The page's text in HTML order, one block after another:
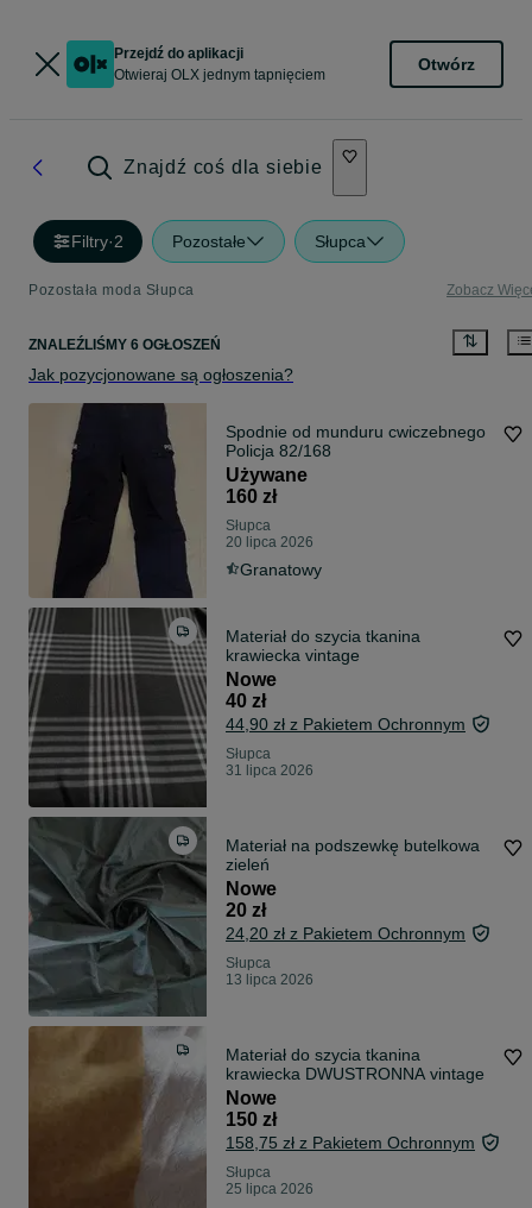
Przejdź do aplikacji
Otwieraj OLX jednym tapnięciem
Otwórz
Znajdź coś dla siebie
Filtry·2 Pozostałe Słupca
Pozostała moda Słupca Zobacz
ZNALEŹLIŚMY 6 OGŁOSZEŃ
Jak pozycjonowane są ogłoszenia?
Spodnie od munduru cwiczebnego
Policja 82/168
Używane
160 zł
Słupca
20 lipca 2026
Granatowy
Materiał do szycia tkanina
krawiecka vintage
Nowe
40 zł
44,90 zł z Pakietem Ochronnym
Słupca
31 lipca 2026
Materiał na podszewkę butelkowa
zieleń
Nowe
20 zł
24,20 zł z Pakietem Ochronnym
Słupca
13 lipca 2026
Materiał do szycia tkanina
krawiecka DWUSTRONNA vintage
Nowe
150 zł
158,75 zł z Pakietem Ochronnym
Słupca
25 lipca 2026